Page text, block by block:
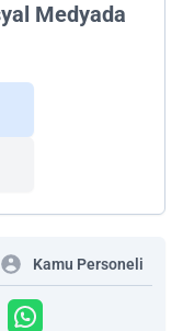
Medyada
Kamu Personeli